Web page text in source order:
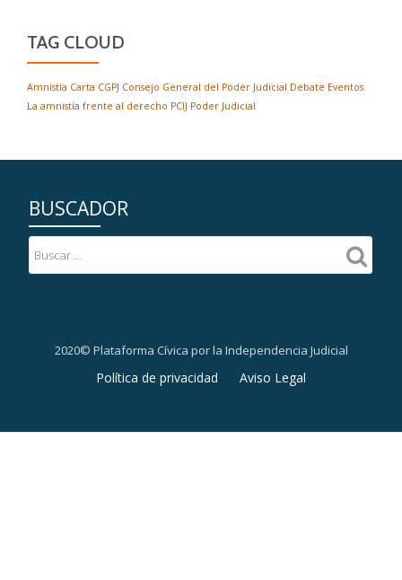
TAG CLOUD
Amnistía Carta CGPJ Consejo General del Poder Judicial Debate Eventos
La amnistía frente al derecho PCIJ Poder Judicial
BUSCADOR
2020© Plataforma Cívica por la Independencia Judicial
Política de privacidad Aviso Legal